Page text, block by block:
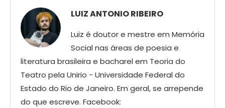
LUIZ ANTONIO RIBEIRO
Luiz é doutor e mestre em Memória
Social nas áreas de poesia e
literatura brasileira e bacharel em Teoria do
Teatro pela Unirio - Universidade Federal do
Estado do Rio de Janeiro. Em geral, se arrepende
do que escreve. Facebook: